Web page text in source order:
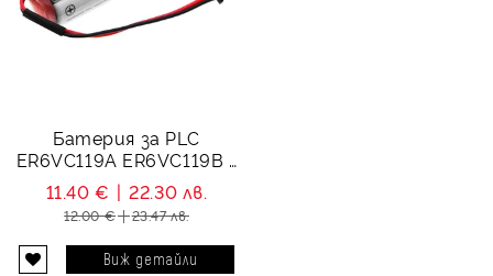
Батерия за PLC
ER6VC119A ER6VC119B -
3.6V Li-MnO2
11.40 € 22.30 лв.
12.00 € 23.47 лв.
Виж детайли